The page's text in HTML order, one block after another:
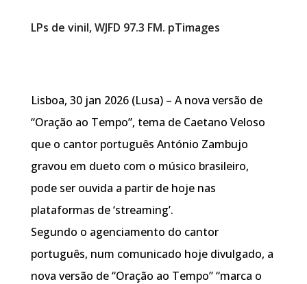
LPs de vinil, WJFD 97.3 FM. pTimages
Lisboa, 30 jan 2026 (Lusa) – A nova versão de
“Oração ao Tempo”, tema de Caetano Veloso
que o cantor português António Zambujo
gravou em dueto com o músico brasileiro,
pode ser ouvida a partir de hoje nas
plataformas de ‘streaming’.
Segundo o agenciamento do cantor
português, num comunicado hoje divulgado, a
nova versão de “Oração ao Tempo” “marca o